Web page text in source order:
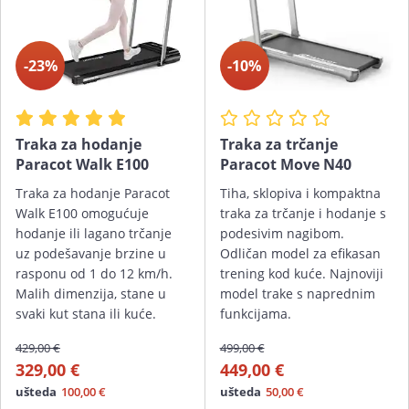
Kotačići za lakše pomicanje u prostoru
Za kućnu upotrebu
Zahvaljujući jedinstvenom okviru, ova traka za trčanje
puno prostora. Maksimalna nosivost ove trake iznosi
120 kg.
Lako čitljiv zaslon s osvjetljenjem prikazuje sve bitne
podatke poput brzine, prijeđene udaljenosti,
potrošenih kalorija, vremena ili broja koraka. Nudi na
izbor 20 programa, od čega je 14 unaprijed definirano,
te 6 korisničkih programa. U ručke su ugrađeni senzori
koji vam omogućuju praćenje otkucaja srca tijekom
mjerenje pulsa koji se postavlja na tijelo oko prsiju, a
što je jedna od najpreciznijih metoda mjerenje
otkucaja srca.
-23%
Traka za hodanje
Paracot Walk E100
Traka za hodanje Paracot
Walk E100 omogućuje
hodanje ili lagano trčanje
uz podešavanje brzine u
rasponu od 1 do 12 km/h.
Malih dimenzija, stane u
svaki kut stana ili kuće.
429,00 €
329,00 €
ušteda 100,00 €
-10%
Traka za trčanje
Paracot Move N40
Tiha, sklopiva i kompaktna
traka za trčanje i hodanje s
podesivim nagibom.
Odličan model za efikasan
trening kod kuće. Najnoviji
model trake s naprednim
funkcijama.
499,00 €
449,00 €
ušteda 50,00 €